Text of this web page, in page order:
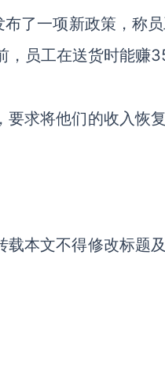
了一项新政策，称
员工在送货时能赚
求将他们的收入恢
本文不得修改标题